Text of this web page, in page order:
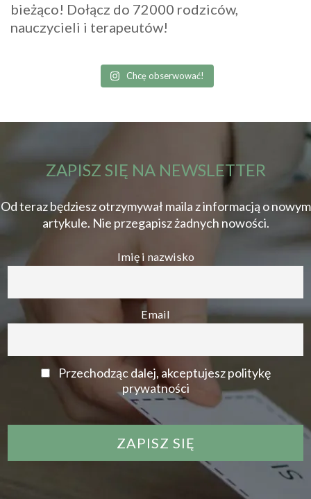
bieżąco! Dołącz do 72000 rodziców,
nauczycieli i terapeutów!
Chcę obserwować!
ZAPISZ SIĘ NA NEWSLETTER
Od teraz będziesz otrzymywał maila z informacją o nowym
artykule. Nie przegapisz żadnych nowości.
Imię i nazwisko
Email
Przechodząc dalej, akceptujesz politykę
prywatności